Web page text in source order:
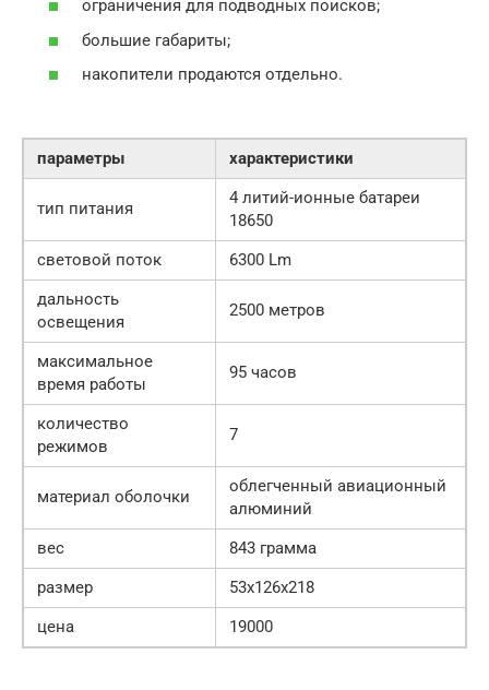
ограничения для подводных поисков;
большие габариты;
накопители продаются отдельно.
параметры характеристики
тип питания
4 литий-ионные батареи
18650
световой поток
6300 Lm
дальность
освещения
2500 метров
максимальное
время работы
95 часов
количество
режимов
7
материал оболочки
облегченный авиационный
алюминий
вес
843 грамма
размер
53x126x218
цена
19000